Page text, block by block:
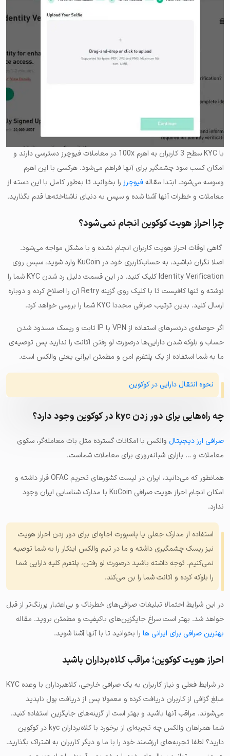
با KYC سطح 3 کاربران به اهرم 100x در معاملات فیوچرز دسترسی دارند و
امکان کسب سود چشمگیر برای آنها فراهم می‌شود. هرکسی با این اهرم
وسوسه می‌شود. ابتدا مقالهفیوچرز را بخوانید تا به‌طور کامل با این دسته از
معاملات و خطرات آنها آشنا شده و سپس به دنیای ناشناخته‌ها قدم بگذارید.
چرا احراز هویت کوکوین انجام نمی‌شود؟
گاهی اوقات احراز هویت کاربران انجام نشده و با مشکل مواجه می‌شود.
اصلا نگران نباشید، به حساب‌کاربری خود در KuCoin وارد شوید، سپس روی
Identity Verification کلیک کنید. در این قسمت دلیل رد شدن KYC شما را
نوشته و تنها کافیست تا با کلیک روی گزینه Retry آن را اصلاح کرده و دوباره
ارسال کنید. بدین ترتیب صرافی مجددا KYC شما را بررسی خواهد کرد.
اگر حوصله‌ی دردسرهای استفاده از VPN با IP ثابت و ریسک مسدود شدن
حساب و بلوکه شدن دارایی‌ها درصورت لو رفتن اکانت را ندارید پس توصیه‌ی
ما به شما استفاده از یک پلتفرم امن و مطمئن ایرانی یعنی والکس است.
نحوه انتقال دارایی در کوکوین
چه راه‌هایی برای دور زدن kyc در کوکوین وجود دارد؟
صرافی ارز دیجیتال والکس با امکانات گسترده مثل بات معامله‌گر، سکوی
معاملات و … بازاری شبانه‌روزی برای معاملات شماست.
همانطور که می‌دانید، ایران در لیست کشورهای تحریم OFAC قرار داشته و
امکان انجام احراز هویت صرافی KuCoin با مدارک شناسایی ایران وجود
ندارد.
استفاده از مدارک جعلی یا پاسپورت اجاره‌ای برای دور زدن احراز هویت
نیز ریسک چشمگیری داشته و ما در تیم والکس اینکار را به شما توصیه
نمی‌کنیم. توجه داشته باشید درصورت لو رفتن، پلتفرم کلیه دارایی شما
را بلوکه کرده و اکانت شما را بن می‌کند.
در این شرایط احتمالا تبلیغات صرافی‌های خطرناک و بی‌اعتبار پررنگ‌تر از قبل
خواهد شد. بهتر است سراغ جایگزین‌های باکیفیت و مطمئن بروید. مقاله
بهترین صرافی برای ایرانی ها را بخوانید تا با آنها آشنا شوید.
احراز هویت کوکوین؛ مراقب کلاه‌برداران باشید
در شرایط فعلی و نیاز کاربران به یک صرافی خارجی، کلاهبرداران با وعده KYC
مبلغ گزافی از کاربران دریافت کرده و معمولا پس از دریافت پول ناپدید
می‌شوند. مراقب آنها باشید و بهتر است از گزینه‌های جایگزین استفاده کنید.
شما همراهان والکس چه تجربه‌ای از برخورد با کلاه‌برداران kyc در کوکوین
دارید؟ لطفا تجربه‌های ارزشمند خود را با ما و دیگر کاربران به اشتراک بگذارید.